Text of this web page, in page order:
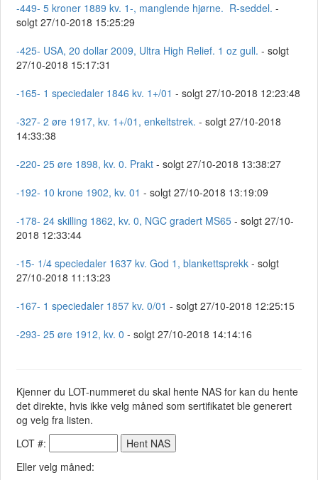
-449- 5 kroner 1889 kv. 1-, manglende hjørne. R-seddel. -
solgt 27/10-2018 15:25:29
-425- USA, 20 dollar 2009, Ultra High Relief. 1 oz gull. - solgt
27/10-2018 15:17:31
-165- 1 speciedaler 1846 kv. 1+/01 - solgt 27/10-2018 12:23:48
-327- 2 øre 1917, kv. 1+/01, enkeltstrek. - solgt 27/10-2018
14:33:38
-220- 25 øre 1898, kv. 0. Prakt - solgt 27/10-2018 13:38:27
-192- 10 krone 1902, kv. 01 - solgt 27/10-2018 13:19:09
-178- 24 skilling 1862, kv. 0, NGC gradert MS65 - solgt 27/10-
2018 12:33:44
-15- 1/4 speciedaler 1637 kv. God 1, blankettsprekk - solgt
27/10-2018 11:13:23
-167- 1 speciedaler 1857 kv. 0/01 - solgt 27/10-2018 12:25:15
-293- 25 øre 1912, kv. 0 - solgt 27/10-2018 14:14:16
Kjenner du LOT-nummeret du skal hente NAS for kan du hente
det direkte, hvis ikke velg måned som sertifikatet ble generert
og velg fra listen.
LOT #:
Eller velg måned: